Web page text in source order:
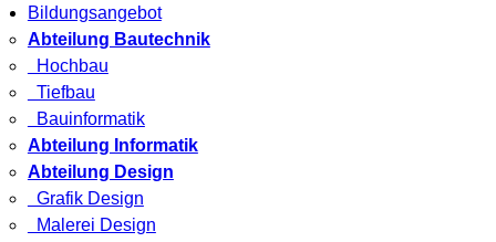
Bildungsangebot
Abteilung Bautechnik
Hochbau
Tiefbau
Bauinformatik
Abteilung Informatik
Abteilung Design
Grafik Design
Malerei Design